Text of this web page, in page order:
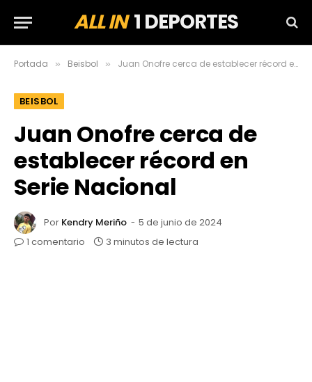
ALL IN1 DEPORTES
Portada » Beisbol » Juan Onofre cerca de establecer récord en Serie Nacional
BEISBOL
Juan Onofre cerca de
establecer récord en
Serie Nacional
Por Kendry Meriño
5 de junio de 2024
1 comentario
3 minutos de lectura